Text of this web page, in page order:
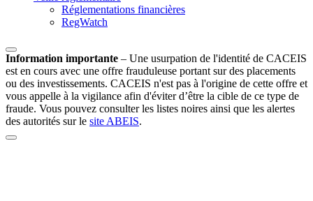
Réglementations financières
RegWatch
Information importante – Une usurpation de l'identité de CACEIS
est en cours avec une offre frauduleuse portant sur des placements
ou des investissements. CACEIS n'est pas à l'origine de cette offre et
vous appelle à la vigilance afin d'éviter d’être la cible de ce type de
fraude. Vous pouvez consulter les listes noires ainsi que les alertes
des autorités sur le site ABEIS.